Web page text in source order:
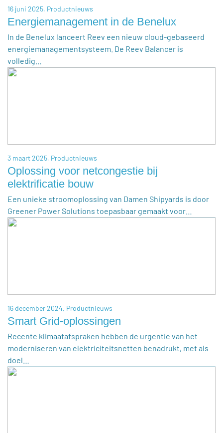
16 juni 2025, Productnieuws
Energiemanagement in de Benelux
In de Benelux lanceert Reev een nieuw cloud-gebaseerd
energiemanagementsysteem. De Reev Balancer is
volledig…
3 maart 2025, Productnieuws
Oplossing voor netcongestie bij
elektrificatie bouw
Een unieke stroomoplossing van Damen Shipyards is door
Greener Power Solutions toepasbaar gemaakt voor…
16 december 2024, Productnieuws
Smart Grid-oplossingen
Recente klimaatafspraken hebben de urgentie van het
moderniseren van elektriciteitsnetten benadrukt, met als
doel…